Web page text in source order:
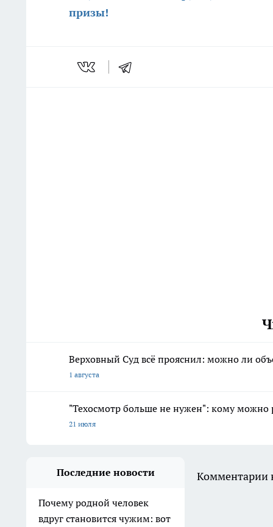
призы!
Верховный Суд всё прояснил: можно ли
1 августа
"Техосмотр больше не нужен": кому можно
21 июля
Последние новости
Почему родной человек
вдруг становится чужим: вот
Комментарии